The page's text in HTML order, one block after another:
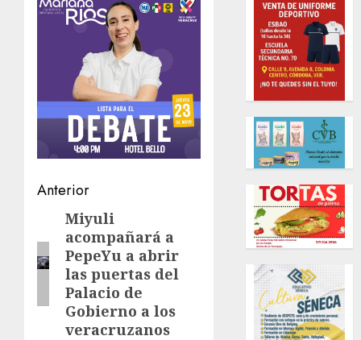
Navegación
entradas
Anterior
Entrada
anterior:
Miyuli
acompañará a
PepeYu a abrir
las puertas del
Palacio de
Gobierno a los
veracruzanos